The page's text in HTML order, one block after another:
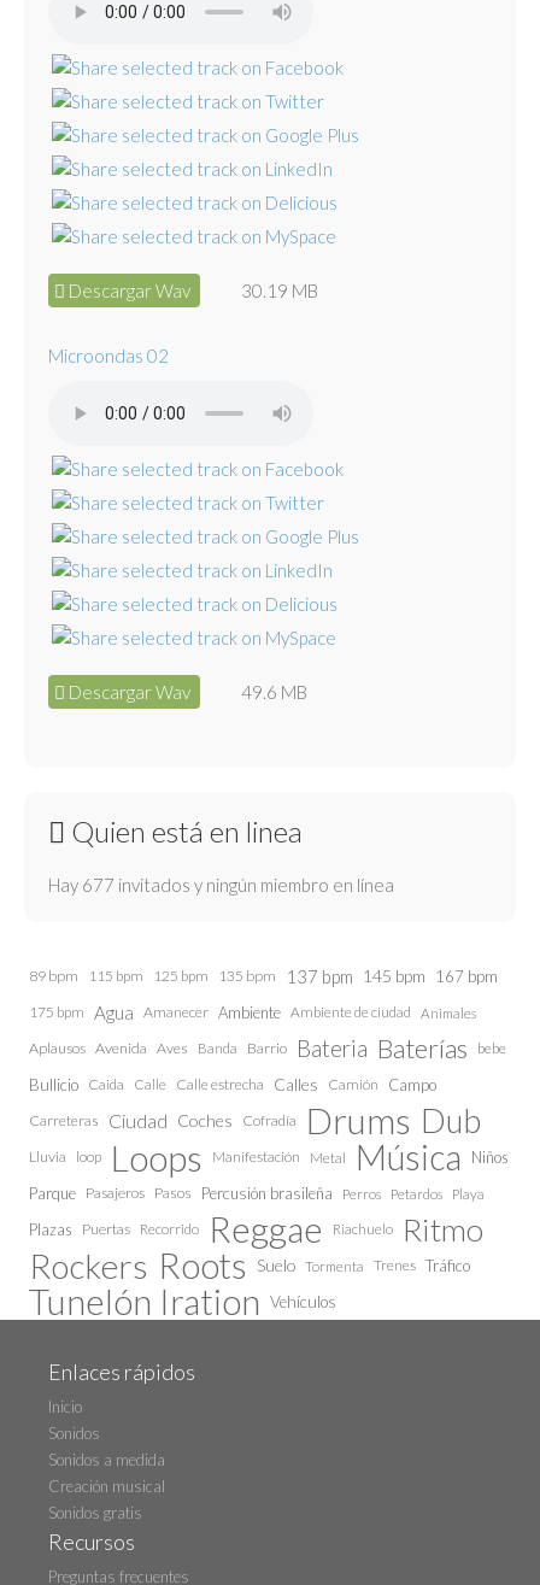
Descargar Wav 30.19 MB
Microondas 02
Descargar Wav 49.6 MB
Quien está en linea
Hay 677 invitados y ningún miembro en línea
89 bpm 115 bpm 125 bpm 135 bpm 137 bpm 145 bpm 167 bpm
175 bpm Agua Amanecer Ambiente Ambiente de ciudad Animales
Aplausos Avenida Aves Banda Barrio Bateria Baterías bebe
Bullicio Caida Calle Calle estrecha Calles Camión Campo
Carreteras Ciudad Coches Cofradía Drums Dub
Lluvia loop Loops Manifestación Metal Música
Niños
Parque Pasajeros Pasos Percusión brasileña Perros Petardos Playa
Plazas Puertas Recorrido Reggae Riachuelo Ritmo
Rockers Roots Suelo Tormenta Trenes Tráfico
Tunelón Iration Vehículos
Enlaces rápidos
Inicio
Sonidos
Sonidos a medida
Creación musical
Sonidos gratis
Recursos
Preguntas frecuentes